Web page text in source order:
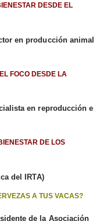
DESDE EL
en producción animal
FOCO DESDE LA
en reproducción e
DE LOS
del IRTA)
A TUS VACAS?
de la Asociación